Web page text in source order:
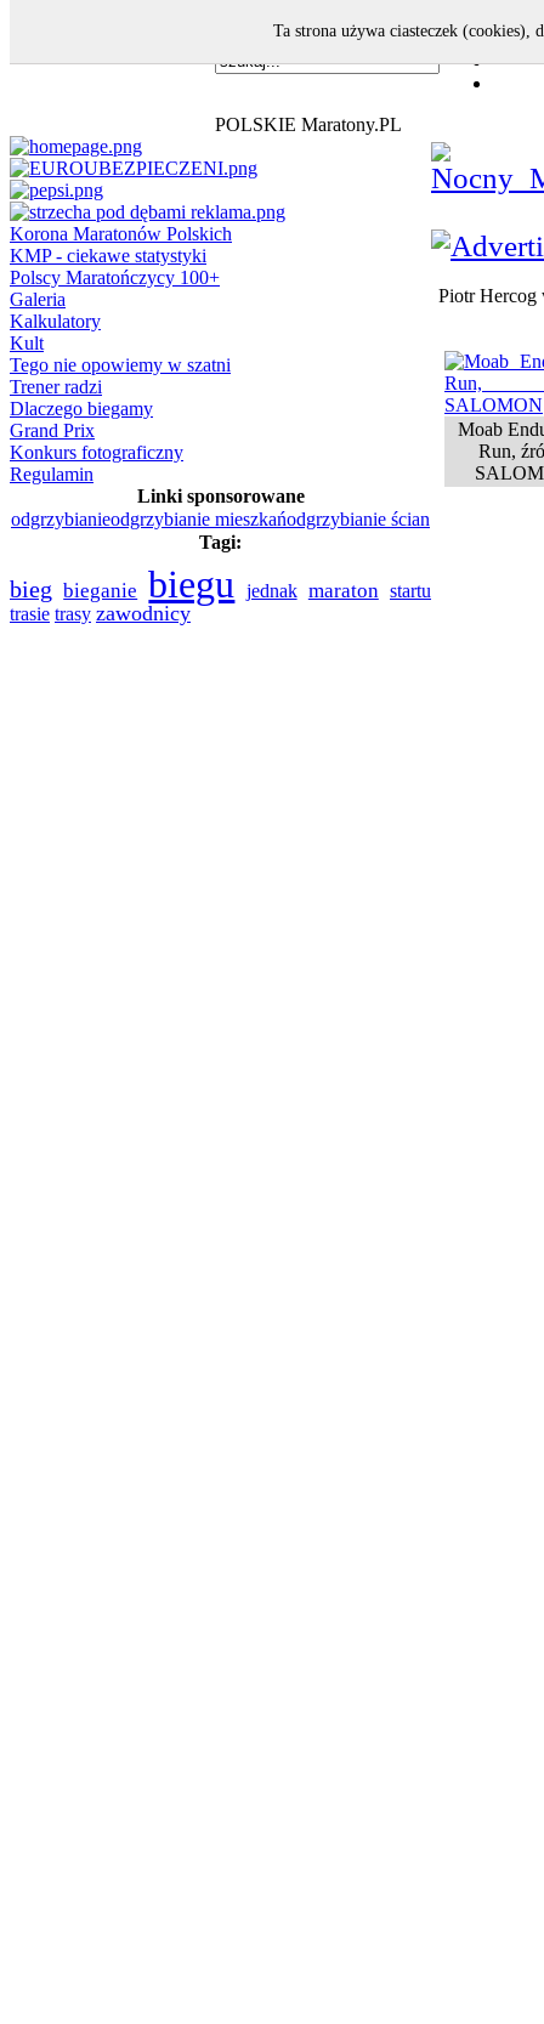
POLSKIE Maratony.PL
Korona Maratonów Polskich
KMP - ciekawe statystyki
Polscy Maratończycy 100+
Galeria
Kalkulatory
Kult
Tego nie opowiemy w szatni
Trener radzi
Dlaczego biegamy
Grand Prix
Konkurs fotograficzny
Regulamin
Linki sponsorowane
odgrzybianieodgrzybianie mieszkańodgrzybianie ścian
Tagi:
bieg bieganie biegu jednak maraton startu
trasie trasy zawodnicy
Piotr Hercog
Moab
Run,
Ta strona używa ciasteczek (cookies),